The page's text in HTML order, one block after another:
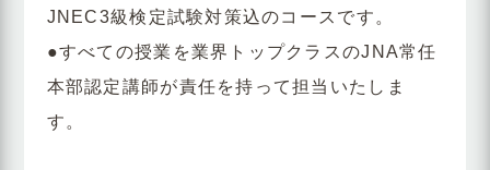
JNEC3級検定試験対策込のコースです。
●すべての授業を業界トップクラスのJNA常任
本部認定講師が責任を持って担当いたしま
す。